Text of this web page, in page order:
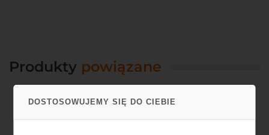
DOSTOSOWUJEMY SIĘ DO CIEBIE
Produkty powiązane